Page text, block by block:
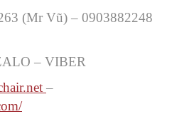
(Mr Vũ) – 0903882248
– VIBER
–